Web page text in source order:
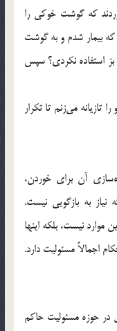
که گوشت خوکی را
که بيمار شدم و به گوشت
استفاده نکردی؟ سپس
می‌زنم تا تکرار
آن برای خوردن،
به بازگويی نيست.
نيست، بلکه اينها
اجمالاً مسئوليت دارد.
حوزه مسئوليت حاکم